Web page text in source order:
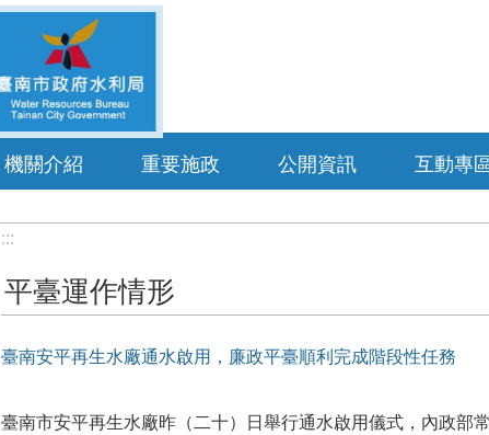
機關介紹 重要施政 公開資訊 互動專
:::
平臺運作情形
臺南安平再生水廠通水啟用，廉政平臺順利完成階段性任務
臺南市安平再生水廠昨（二十）日舉行通水啟用儀式，內政部